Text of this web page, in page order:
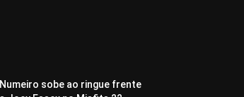
Numeiro sobe ao ringue frente